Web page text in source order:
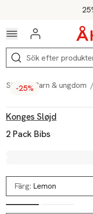
Hoppa till För
Logga in
Sök
Start / Barn & ungdom /
-25%
Konges Sløjd
2 Pack Bibs
Färg: Lemon